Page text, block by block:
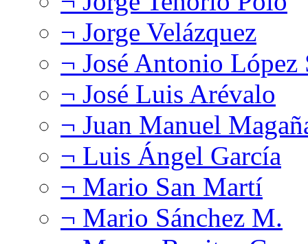
¬ Jorge Velázquez
¬ José Antonio López
¬ José Luis Arévalo
¬ Juan Manuel
¬ Luis Ángel García
¬ Mario San Martí
¬ Mario Sánchez M.